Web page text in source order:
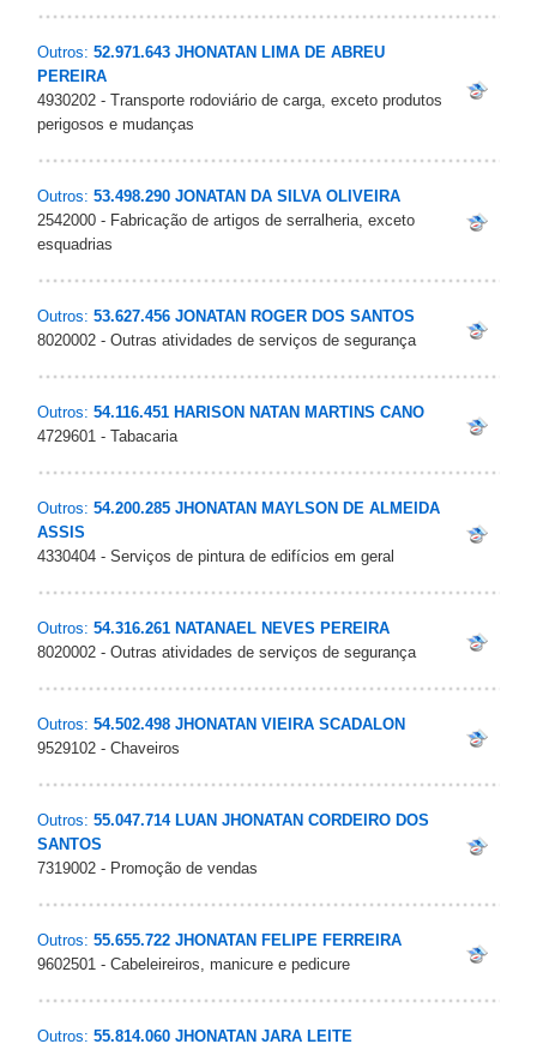
Outros: 52.971.643 JHONATAN LIMA DE ABREU
PEREIRA
4930202 - Transporte rodoviário de carga, exceto produtos
perigosos e mudanças
Outros: 53.498.290 JONATAN DA SILVA OLIVEIRA
2542000 - Fabricação de artigos de serralheria, exceto
esquadrias
Outros: 53.627.456 JONATAN ROGER DOS SANTOS
8020002 - Outras atividades de serviços de segurança
Outros: 54.116.451 HARISON NATAN MARTINS CANO
4729601 - Tabacaria
Outros: 54.200.285 JHONATAN MAYLSON DE ALMEIDA
ASSIS
4330404 - Serviços de pintura de edifícios em geral
Outros: 54.316.261 NATANAEL NEVES PEREIRA
8020002 - Outras atividades de serviços de segurança
Outros: 54.502.498 JHONATAN VIEIRA SCADALON
9529102 - Chaveiros
Outros: 55.047.714 LUAN JHONATAN CORDEIRO DOS
SANTOS
7319002 - Promoção de vendas
Outros: 55.655.722 JHONATAN FELIPE FERREIRA
9602501 - Cabeleireiros, manicure e pedicure
Outros: 55.814.060 JHONATAN JARA LEITE